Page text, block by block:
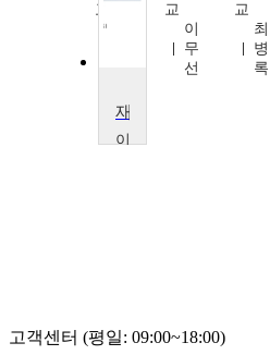
교
교
이
무
선
교
최
병
록
이
고객센터 (평일: 09:00~18:00)